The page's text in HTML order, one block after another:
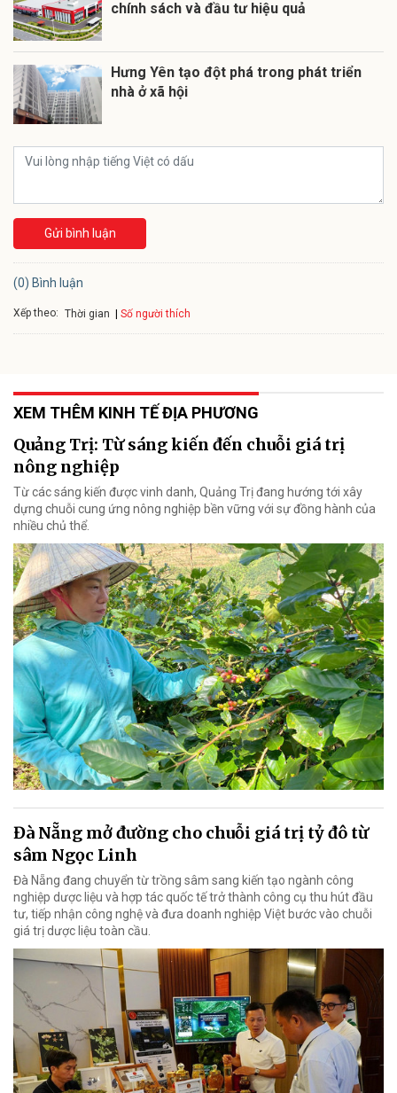
chính sách và đầu tư hiệu quả
Hưng Yên tạo đột phá trong phát triển
nhà ở xã hội
Gửi bình luận
(0) Bình luận
Xếp theo: Thời gian Số người thích
XEM THÊM KINH TẾ ĐỊA PHƯƠNG
Quảng Trị: Từ sáng kiến đến chuỗi giá trị
nông nghiệp
Từ các sáng kiến được vinh danh, Quảng Trị đang hướng tới xây
dựng chuỗi cung ứng nông nghiệp bền vững với sự đồng hành của
nhiều chủ thể.
Đà Nẵng mở đường cho chuỗi giá trị tỷ đô từ
sâm Ngọc Linh
Đà Nẵng đang chuyển từ trồng sâm sang kiến tạo ngành công
nghiệp dược liệu và hợp tác quốc tế trở thành công cụ thu hút đầu
tư, tiếp nhận công nghệ và đưa doanh nghiệp Việt bước vào chuỗi
giá trị dược liệu toàn cầu.